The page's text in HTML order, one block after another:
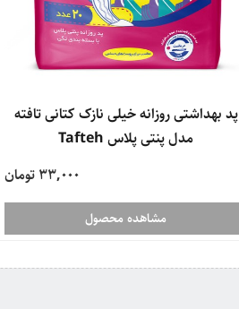
پد ‌بهداشتی روزانه خیلی نازک کتانی تافته
مدل پنتی پلاس Tafteh
33,000 تومان
مشاهده محصول